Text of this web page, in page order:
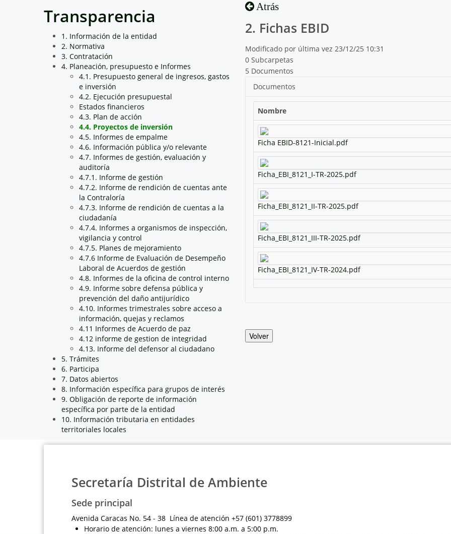
Transparencia
1. Información de la entidad
2. Normativa
3. Contratación
4. Planeación, presupuesto e Informes
4.1. Presupuesto general de ingresos, gastos
e inversión
4.2. Ejecución presupuestal
Estados financieros
4.3. Plan de acción
4.4. Proyectos de inversión
4.5. Informes de empalme
4.6. Información pública y/o relevante
4.7. Informes de gestión, evaluación y
auditoría
4.7.1. Informe de gestión
4.7.2. Informe de rendición de cuentas ante
la Contraloría
4.7.3. Informe de rendición de cuentas a la
ciudadanía
4.7.4. Informes a organismos de inspección,
vigilancia y control
4.7.5. Planes de mejoramiento
4.7.6 Informe de Evaluación de Desempeño
Laboral de Acuerdos de gestión
4.8. Informes de la oficina de control interno
4.9. Informe sobre defensa pública y
prevención del daño antijurídico
4.10. Informes trimestrales sobre acceso a
información, quejas y reclamos
4.11 Informes de Acuerdo de paz
4.12 informe de gestion de integridad
4.13. Informe del defensor al ciudadano
5. Trámites
6. Participa
7. Datos abiertos
8. Información específica para grupos de interés
9. Obligación de reporte de información
específica por parte de la entidad
10. Información tributaria en entidades
territoriales locales
Atrás
2. Fichas EBID
Modificado por última vez 23/12/25 10:31
0 Subcarpetas
5 Documentos
Documentos
Nombre
Ficha EBID-8121-Inicial.pdf
Ficha_EBI_8121_I-TR-2025.pdf
Ficha_EBI_8121_II-TR-2025.pdf
Ficha_EBI_8121_III-TR-2025.pdf
Ficha_EBI_8121_IV-TR-2024.pdf
Volver
Secretaría Distrital de Ambiente
Sede principal
Avenida Caracas No. 54 - 38 Línea de atención +57 (601) 3778899
Horario de atención: lunes a viernes 8:00 a.m. a 5:00 p.m.